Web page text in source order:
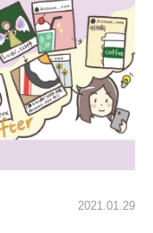
2021.01.29